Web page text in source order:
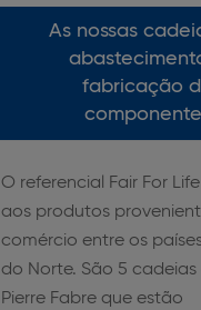
As nossas
fabricação
O referencial Fair For
aos produtos
comércio entre os
do Norte. São 5
Pierre Fabre que estão